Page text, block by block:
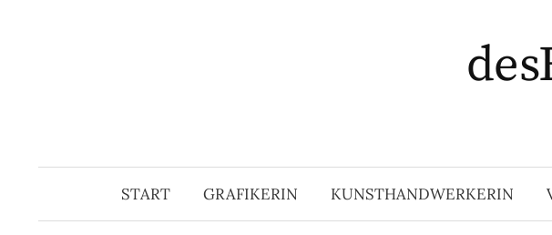
START GRAFIKERIN KUNSTHANDWERKERIN